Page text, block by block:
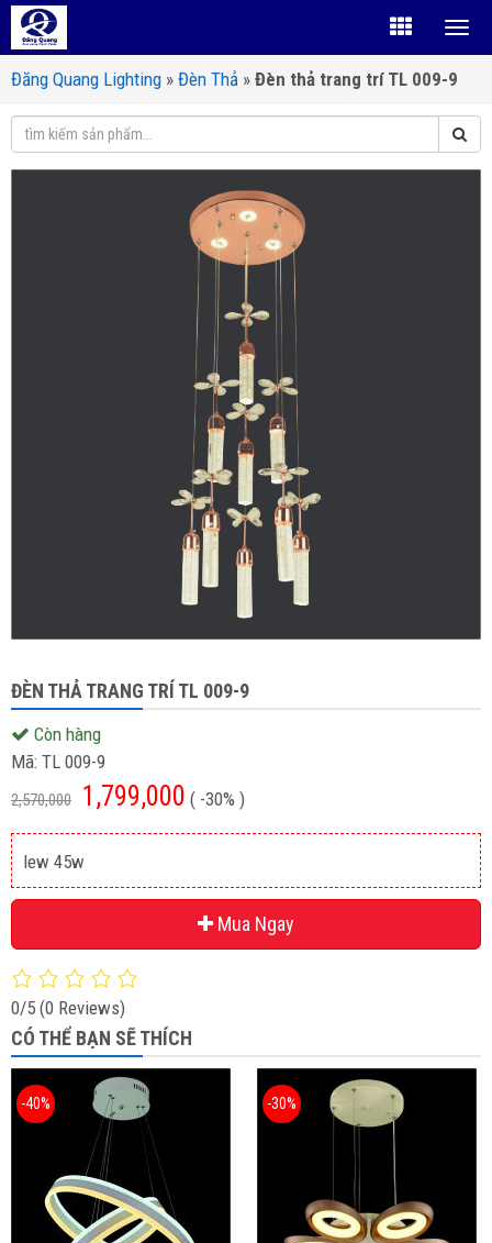
Đăng Quang Lighting » Đèn Thả » Đèn thả trang trí TL 009-9
ĐÈN THẢ TRANG TRÍ TL 009-9
Còn hàng
Mã: TL 009-9
2,570,000 1,799,000 ( -30% )
lew 45w
Mua Ngay
0/5 (0 Reviews)
CÓ THỂ BẠN SẼ THÍCH
-40% -30%